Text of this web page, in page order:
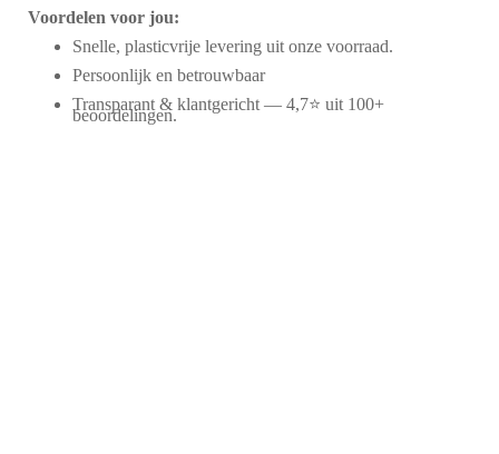
Voordelen voor jou:
Snelle, plasticvrije levering uit onze voorraad.
Persoonlijk en betrouwbaar
Transparant & klantgericht — 4,7⭐ uit 100+
beoordelingen.